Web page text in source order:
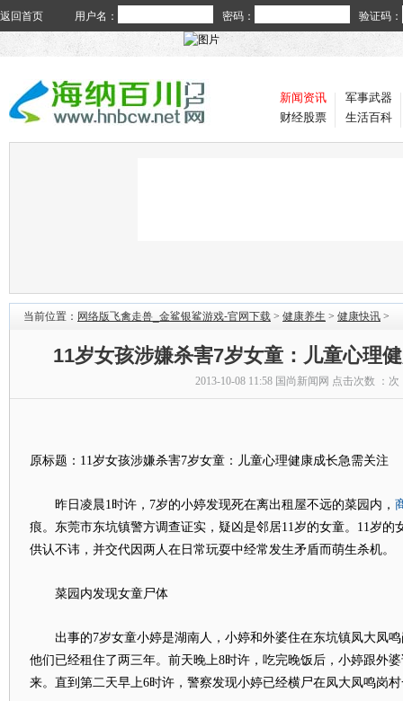
返回首页 用户名： 密码： 验证码：
新闻资讯
财经股票
军事武器
生活百科
当前位置： 网络版飞禽走兽_金鲨银鲨游戏-官网下载 > 健康养生 > 健康快讯 >
11岁女孩涉嫌杀害7岁女童：儿童心理
2013-10-08 11:58 国尚新闻网 点击次数 ： 次
原标题：11岁女孩涉嫌杀害7岁女童：儿童心理健康成长急需关注
昨日凌晨1时许，7岁的小婷发现死在离出租屋不远的菜园内，
痕。东莞市东坑镇警方调查证实，疑凶是邻居11岁的女童。11岁的
供认不讳，并交代因两人在日常玩耍中经常发生矛盾而萌生杀机。
菜园内发现女童尸体
出事的7岁女童小婷是湖南人，小婷和外婆住在东坑镇凤大凤鸣
他们已经租住了两三年。前天晚上8时许，吃完晚饭后，小婷跟外
来。直到第二天早上6时许，警察发现小婷已经横尸在凤大凤鸣岗